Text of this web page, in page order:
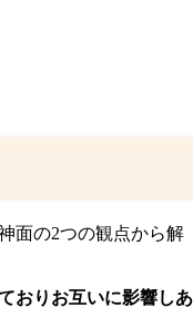
面の2つの観点から解
おりお互いに影響しあ